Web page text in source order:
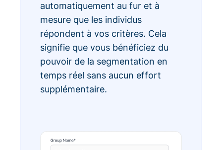
automatiquement au fur et à
mesure que les individus
répondent à vos critères. Cela
signifie que vous bénéficiez du
pouvoir de la segmentation en
temps réel sans aucun effort
supplémentaire.